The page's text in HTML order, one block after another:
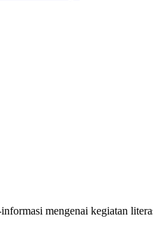
mengenai kegiatan